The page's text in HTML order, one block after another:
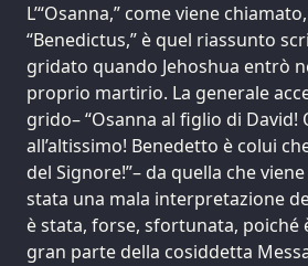
L’“Osanna,” come viene
“Benedictus,” è quel riassunto
gridato quando Jehoshua entrò
proprio martirio. La generale
grido– “Osanna al figlio di David!
all’altissimo! Benedetto è colui
del Signore!”– da quella che
stata una mala interpretazione
è stata, forse, sfortunata, poiché
gran parte della cosiddetta